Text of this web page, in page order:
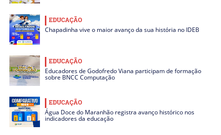
EDUCAÇÃO
Chapadinha vive o maior avanço da sua história no IDEB
EDUCAÇÃO
Educadores de Godofredo Viana participam de formação
sobre BNCC Computação
EDUCAÇÃO
Água Doce do Maranhão registra avanço histórico nos
indicadores da educação